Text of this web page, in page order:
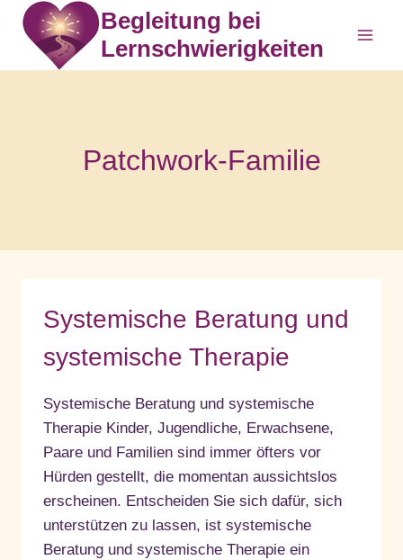
Zum
Inhalt
springen
Begleitung bei
Lernschwierigkeiten
Patchwork-Familie
Systemische Beratung und
systemische Therapie
Systemische Beratung und systemische
Therapie Kinder, Jugendliche, Erwachsene,
Paare und Familien sind immer öfters vor
Hürden gestellt, die momentan aussichtslos
erscheinen. Entscheiden Sie sich dafür, sich
unterstützen zu lassen, ist systemische
Beratung und systemische Therapie ein